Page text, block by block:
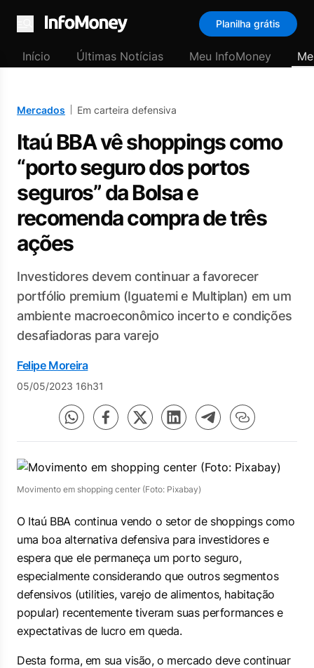
Menu
Planilha grátis
Início Últimas Notícias Meu InfoMoney
Mercados Em carteira defensiva
Itaú BBA vê shoppings como
“porto seguro dos portos
seguros” da Bolsa e
recomenda compra de três
ações
Investidores devem continuar a favorecer
portfólio premium (Iguatemi e Multiplan) em um
ambiente macroeconômico incerto e condições
desafiadoras para varejo
Felipe Moreira
05/05/2023 16h31
Movimento em shopping center (Foto: Pixabay)
O Itaú BBA continua vendo o setor de shoppings como
uma boa alternativa defensiva para investidores e
espera que ele permaneça um porto seguro,
especialmente considerando que outros segmentos
defensivos (utilities, varejo de alimentos, habitação
popular) recentemente tiveram suas performances e
expectativas de lucro em queda.
Desta forma, em sua visão, o mercado deve continuar